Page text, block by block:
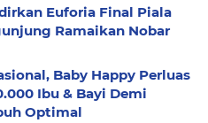
Euforia Final Piala
Ramaikan Nobar
Baby Happy Perluas
Ibu & Bayi Demi
Optimal